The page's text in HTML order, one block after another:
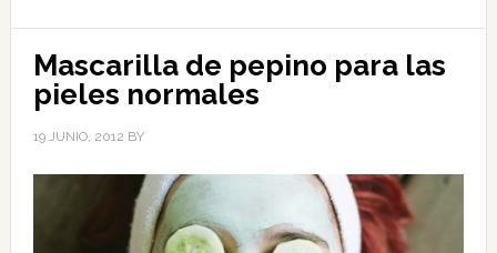
Mascarilla de pepino para las
pieles normales
19 JUNIO, 2012 BY